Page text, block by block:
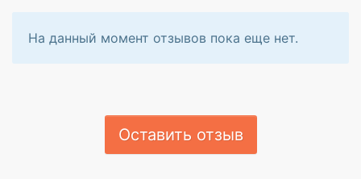
На данный момент отзывов пока еще нет.
Оставить отзыв